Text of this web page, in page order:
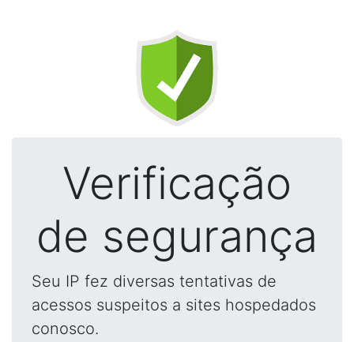
Verificação
de segurança
Seu IP fez diversas tentativas de
acessos suspeitos a sites hospedados
conosco.